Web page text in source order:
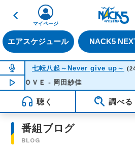
戻る
エアスケジュール NACK5
マイページ
NOW ON AIR
七転八起～Never give up～
NOW PLAYING00:43
ＯＶＥ - 岡田紗佳
聴く 調べる
番組ブログ
BLOG